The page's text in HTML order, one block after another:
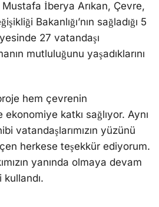
Mustafa İberya Arıkan, Çevre,
Bakanlığı’nın sağladığı 5
27 vatandaşı
mutluluğunu yaşadıklarını
hem çevrenin
katkı sağlıyor. Aynı
vatandaşlarımızın yüzünü
herkese teşekkür ediyorum.
yanında olmaya devam